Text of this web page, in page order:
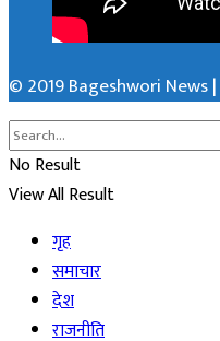
© 2019 Bageshwori News
No Result
View All Result
गृह
समाचार
देश
राजनीति